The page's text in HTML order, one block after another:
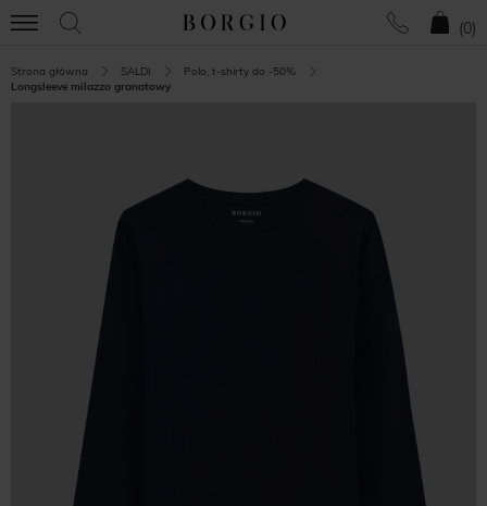
(0)
Strona główna SALDI
Polo, t-shirty do -50%
Longsleeve milazzo granatowy